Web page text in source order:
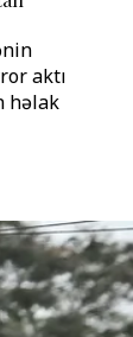
aktı
həlak